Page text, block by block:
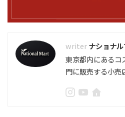
ナショナ
東京都内にあるコ
門に販売する小売